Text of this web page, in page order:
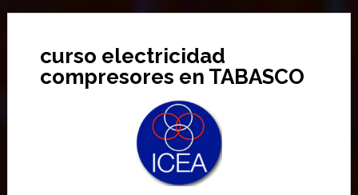
curso electricidad
compresores en TABASCO